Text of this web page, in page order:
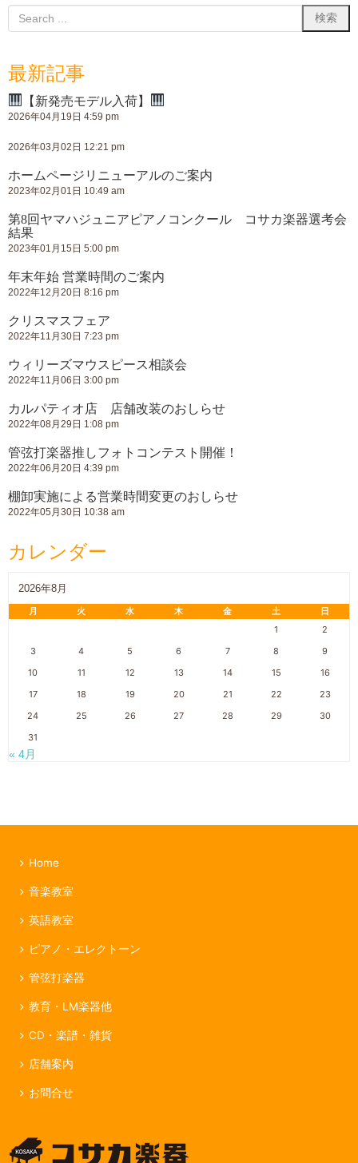
最新記事
【新発売モデル入荷】
2026年04月19日 4:59 pm
2026年03月02日 12:21 pm
ホームページリニューアルのご案内
2023年02月01日 10:49 am
第8回ヤマハジュニアピアノコンクール コサカ楽器選考会
結果
2023年01月15日 5:00 pm
年末年始 営業時間のご案内
2022年12月20日 8:16 pm
クリスマスフェア
2022年11月30日 7:23 pm
ウィリーズマウスピース相談会
2022年11月06日 3:00 pm
カルパティオ店 店舗改装のおしらせ
2022年08月29日 1:08 pm
管弦打楽器推しフォトコンテスト開催！
2022年06月20日 4:39 pm
棚卸実施による営業時間変更のおしらせ
2022年05月30日 10:38 am
カレンダー
2026年8月
月 火 水 木 金 土
日
1
2
3
4 5 6 7 8
9
10
11 12 13 14 15
16
17
18 19 20 21 22
23
24
25 26 27 28 29
30
31
« 4月
Home
音楽教室
英語教室
ピアノ・エレクトーン
管弦打楽器
教育・LM楽器他
CD・楽譜・雑貨
店舗案内
お問合せ